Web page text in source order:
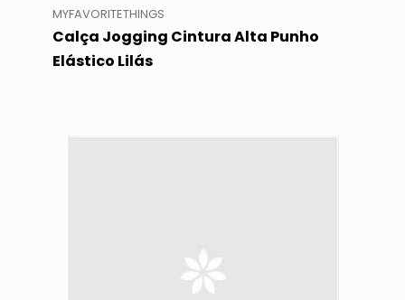
MYFAVORITETHINGS
Calça Jogging Cintura Alta Punho
Elástico Lilás